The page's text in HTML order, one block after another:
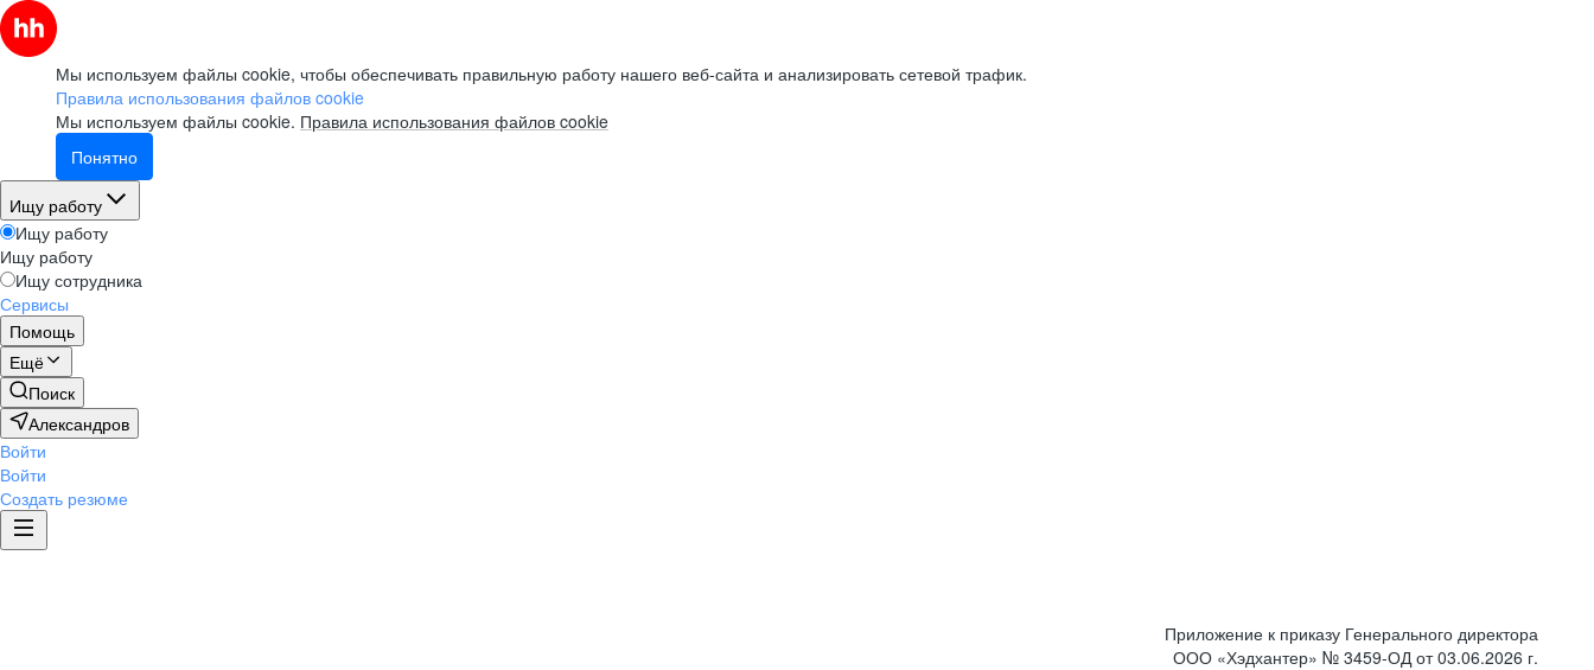
Мы используем файлы cookie, чтобы обеспечивать правильную работу нашего веб-сайта и анализировать сетевой трафик.
Правила использования файлов cookie
Мы используем файлы cookie. Правила использования файлов cookie
Понятно
Ищу работу
Ищу работу
Ищу работу
Ищу сотрудника
Сервисы
Помощь
Ещё
Поиск
Александров
Войти
Войти
Создать резюме
Приложение к приказу Генерального директора
ООО «Хэдхантер» № 3459-ОД от 03.06.2026 г.